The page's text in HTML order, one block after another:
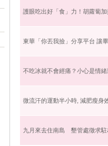
護眼吃出好「食」力！胡蘿蔔
東華「你丟我撿」分享平台 讓
不吃冰就不會經痛？小心是情
微流汗的運動半小時, 減肥瘦身
九月來去住南島 墾管處徵求駐